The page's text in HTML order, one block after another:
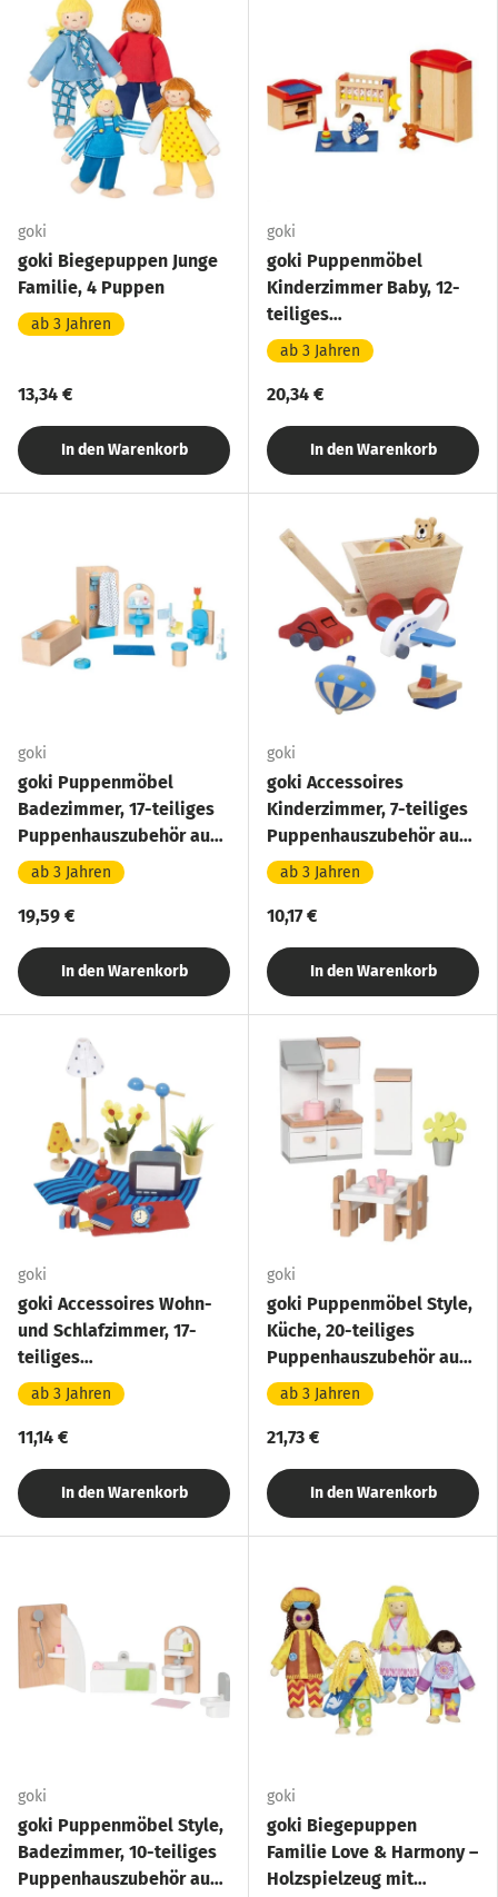
goki
goki Biegepuppen Junge
Familie, 4 Puppen
ab 3 Jahren
13,34 €
In den Warenkorb
goki
goki Puppenmöbel
Kinderzimmer Baby, 12-
teiliges
Puppenhauszubehör aus
Holz
ab 3 Jahren
20,34 €
In den Warenkorb
goki
goki Puppenmöbel
Badezimmer, 17-teiliges
Puppenhauszubehör aus
Holz
ab 3 Jahren
19,59 €
In den Warenkorb
goki
goki Accessoires
Kinderzimmer, 7-teiliges
Puppenhauszubehör aus
Holz
ab 3 Jahren
10,17 €
In den Warenkorb
goki
goki Accessoires Wohn-
und Schlafzimmer, 17-
teiliges
Puppenhauszubehör aus
Holz
ab 3 Jahren
11,14 €
In den Warenkorb
goki
goki Puppenmöbel Style,
Küche, 20-teiliges
Puppenhauszubehör aus
Holz
ab 3 Jahren
21,73 €
In den Warenkorb
goki
goki Puppenmöbel Style,
Badezimmer, 10-teiliges
Puppenhauszubehör aus
goki
goki Biegepuppen
Familie Love & Harmony –
Holzspielzeug mit